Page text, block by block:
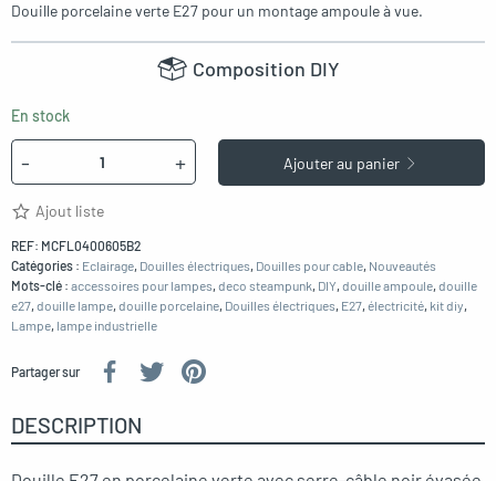
Douille porcelaine verte E27 pour un montage ampoule à vue.
Composition DIY
En stock
- + Ajouter au panier
Ajout liste
REF: MCFL0400605B2
Catégories : Eclairage, Douilles électriques, Douilles pour cable, Nouveautés
Mots-clé : accessoires pour lampes, deco steampunk, DIY, douille ampoule, douille
e27, douille lampe, douille porcelaine, Douilles électriques, E27, électricité, kit diy,
Lampe, lampe industrielle
Partager sur
DESCRIPTION